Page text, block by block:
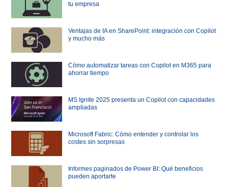
tu empresa
Ventajas de IA en SharePoint: integración con Copilot
y mucho más
Cómo automatizar tareas con Copilot en M365 para
ahorrar tiempo
MS Ignite 2025 presenta un Copilot con capacidades
ampliadas
Microsoft Fabric: Cómo entender y controlar los
costes sin sorpresas
Informes paginados de Power BI: Qué beneficios
pueden aportarte